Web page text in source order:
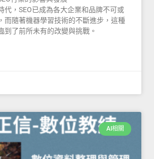
代，SEO已成為各大企業和品牌不可或
而隨著機器學習技術的不斷進步，這種
到了前所未有的改變與挑戰。
AI相關